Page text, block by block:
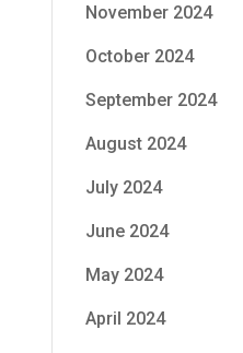
November 2024
October 2024
September 2024
August 2024
July 2024
June 2024
May 2024
April 2024